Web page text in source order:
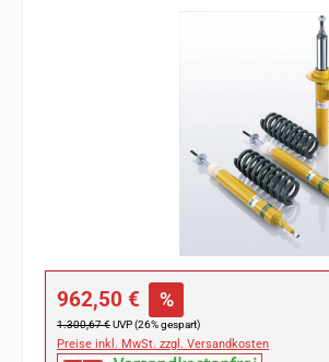
Verkaufspreis:
962,50 € %
Regulärer Preis:
1.300,67 €UVP (26% gespart)
Preise inkl. MwSt. zzgl. Versandkosten